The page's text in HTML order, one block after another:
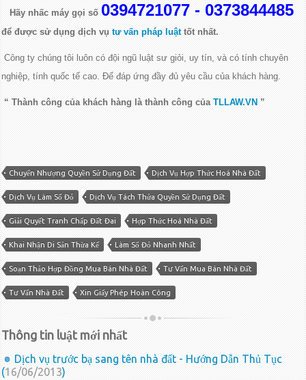
Hãy nhấc máy gọi số 0394721077 - 0373844485
để được sử dụng dịch vụ tư vấn pháp luậttốt nhất.
Công ty chúng tôi luôn có đội ngũ luật sư giỏi, uy tín, và có tính chuyên
nghiệp, tính quốc tế cao. Để đáp ứng đầy đủ yêu cầu của khách hàng.
“ Thành công của khách hàng là thành công của TLLAW.VN ”
Chuyển Nhượng Quyền Sử Dụng Đất Dịch Vụ Hợp Thức Hoá Nhà Đất
Dịch Vụ Làm Sổ Đỏ Dịch Vụ Tách Thửa Quyền Sử Dụng Đất
Giải Quyết Tranh Chấp Đất Đai Hợp Thức Hoá Nhà Đất
Khai Nhận Di Sản Thừa Kế Làm Sổ Đỏ Nhanh Nhất
Soạn Thảo Hợp Đồng Mua Bán Nhà Đất Tư Vấn Mua Bán Nhà Đất
Tư Vấn Nhà Đất Xin Giấy Phép Hoàn Công
Thông tin luật mới nhất
Dịch vụ trước bạ sang tên nhà đất - Hướng Dẫn Thủ Tục
(16/06/2013)